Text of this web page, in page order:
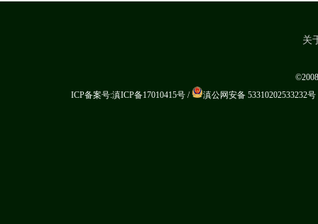
关
ICP备案号:滇ICP备17010415号/ 滇公网安备 53310202533232号